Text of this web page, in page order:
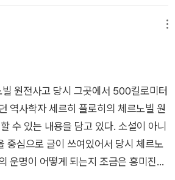
브류하노프, 사고대책위원회의 레가소
적 고뇌와 함께 일상의 영웅들이 벌인
하소설처럼 유려하고 서정적인 서술로
끌어내다 “사고가 발생한 시
질수록 그 사건은 신화처럼 보인다. 그리
과를 파악하기도 점점 어려워진다. …
난 재앙에서 교훈을 얻지 않으면, 새로운
가능성이 더 크다는 데 의문을 제기할
다. '우리가 이미 일어난 재앙에서 교
체르노빌식 재앙이 일어날 가능성이 더
사람은 없을 것이다.'(21쪽)라는 세르히
. 그런데, 우리는 체르노빌과 후쿠시마에
다. 착잡한 마음에 책장을 넘겼다. 암
부인을 한다고 한다. 자신이 암을 걸릴
라며 여러 병원을 전전하며 검사를 받는
에서도 일어낫다. 체르노빌 핵발전소 원
원전사고 당시 그곳에서 500킬로미터
역사학자 세르히 플로히의 체르노빌 원
수 있는 내용을 담고 있다. 소설이 아니
중심으로 글이 쓰여있어서 당시 체르노
운명이 어떻게 되는지 조금은 흥미진진